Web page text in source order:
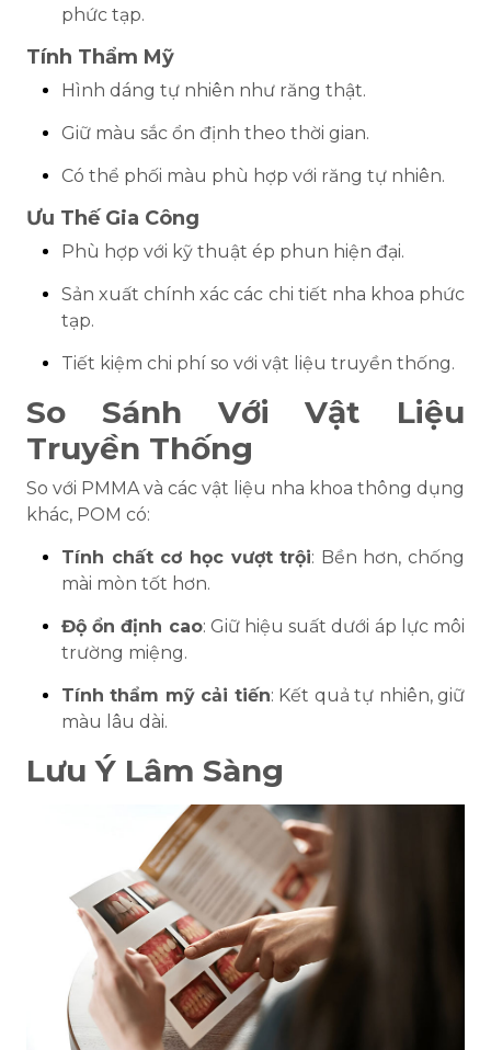
phức tạp.
Tính Thẩm Mỹ
Hình dáng tự nhiên như răng thật.
Giữ màu sắc ổn định theo thời gian.
Có thể phối màu phù hợp với răng tự nhiên.
Ưu Thế Gia Công
Phù hợp với kỹ thuật ép phun hiện đại.
Sản xuất chính xác các chi tiết nha khoa phức
tạp.
Tiết kiệm chi phí so với vật liệu truyền thống.
So Sánh Với Vật Liệu
Truyền Thống
So với PMMA và các vật liệu nha khoa thông dụng
khác, POM có:
Tính chất cơ học vượt trội: Bền hơn, chống
mài mòn tốt hơn.
Độ ổn định cao: Giữ hiệu suất dưới áp lực môi
trường miệng.
Tính thẩm mỹ cải tiến: Kết quả tự nhiên, giữ
màu lâu dài.
Lưu Ý Lâm Sàng